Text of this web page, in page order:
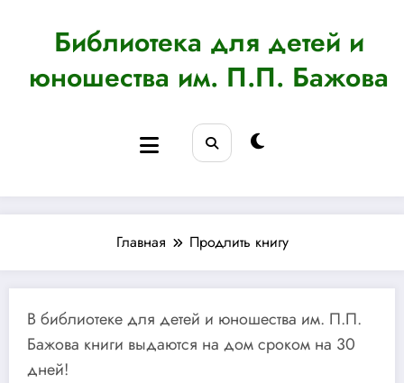
содержимомуБиблиотека для детей и
юношества им. П.П. Бажова
Главная Продлить книгу
В библиотеке для детей и юношества им. П.П.
Бажова книги выдаются на дом сроком на 30
дней!